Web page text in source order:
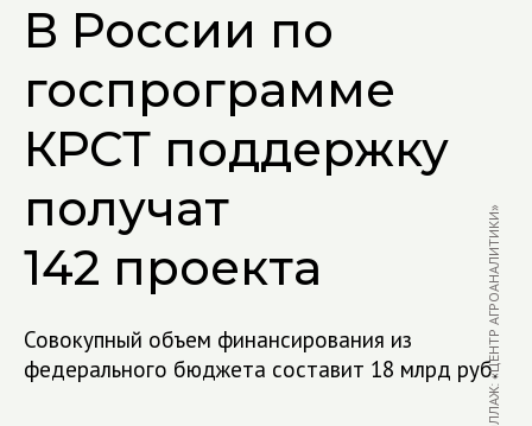
В России по
госпрограмме
КРСТ поддержку
получат
142 проекта
Совокупный объем финансирования из
федерального бюджета составит 18 млрд руб.
КОЛЛАЖ: «ЦЕНТР АГРОАНАЛИТИКИ»